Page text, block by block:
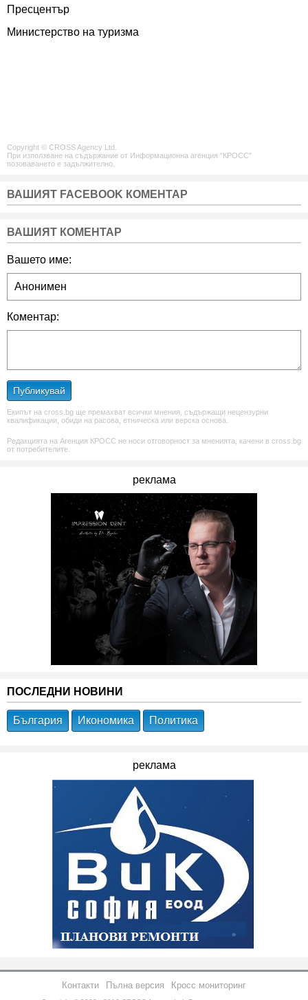
Пресцентър
Министерство на туризма
Copyright © CROSS Agency Ltd.
При използване на съдържание от Информационна агенция "КРОСС"
позоваването е задължително.
ВАШИЯТ FACEBOOK КОМЕНТАР
ВАШИЯТ КОМЕНТАР
Вашето име:
Коментар:
Публикувай
Екипът на cross.bg ще премахват всички мнения, съдържащи нецензурни
квалификации, обиди на расова, етническа или верска основа.
Редакцията на Агенция КРОСС не носи отговорност за мненията, качени в cross.bg
от потребителите.
реклама
ПОСЛЕДНИ НОВИНИ
България Икономика Политика
реклама
Контакти Пълна версия Кросс мониторинг